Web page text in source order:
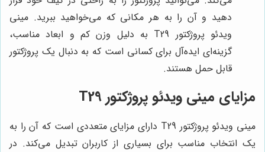
دهید و آن را به هر مکانی که می‌خواهید ببرید. مینی
ویدئو پروژکتور T29 به دلیل وزن کم و ابعاد مناسب،
گزینه‌ای ایده‌آل برای کسانی است که به دنبال یک پروژکتور
قابل حمل هستند.
مزایای مینی ویدئو پروژکتور T29
مینی ویدئو پروژکتور T29 دارای مزایای متعددی است که آن را به
یک انتخاب مناسب برای بسیاری از کاربران تبدیل می‌کند. در